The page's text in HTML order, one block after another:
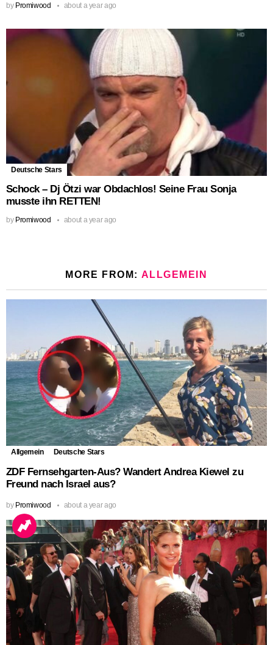
by Promiwood about a year ago
Deutsche Stars
Schock – Dj Ötzi war Obdachlos! Seine Frau Sonja
musste ihn RETTEN!
by Promiwood about a year ago
MORE FROM: ALLGEMEIN
Allgemein Deutsche Stars
ZDF Fernsehgarten-Aus? Wandert Andrea Kiewel zu
Freund nach Israel aus?
by Promiwood about a year ago